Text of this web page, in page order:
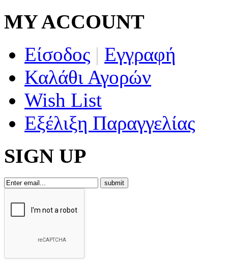
MY ACCOUNT
Είσοδος | Εγγραφή
Καλάθι Αγορών
Wish List
Εξέλιξη Παραγγελίας
SIGN UP